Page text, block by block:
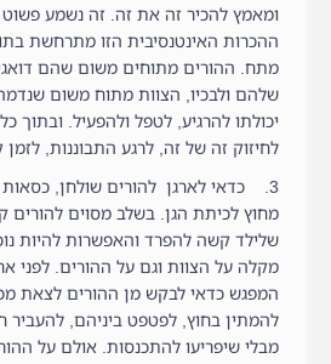
ומאמץ להכיר זה את זה. זה נשמע פשוט
ההכרות האינטנסיבית הזו מתרחשת
מתח. ההורים מתוחים משום שהם
שלהם ולבכיו, הצוות מתוח משום
יכולתו להרגיע, לטפל ולהפעיל. ובתוך
לחיזוק זה של זה, לרגע התבוננות,
3. כדאי לארגן להורים שולחן, כסאות
מחוץ לכיתת הגן. בשלב מסוים להורים
שלילד קשה להפרד והאפשרות להיות
מקלה על הצוות וגם על ההורים. לפני
המפגש כדאי לבקש מן ההורים לצאת
להמתין בחוץ, לפטפט ביניהם, להעביר
מבלי שיפריעו להתכנסות. אולם על